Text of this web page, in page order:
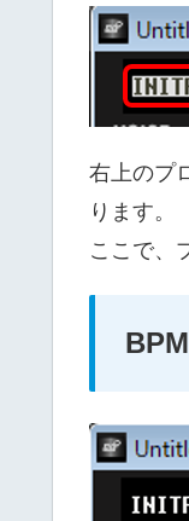
右上のプ
ります。
ここで、